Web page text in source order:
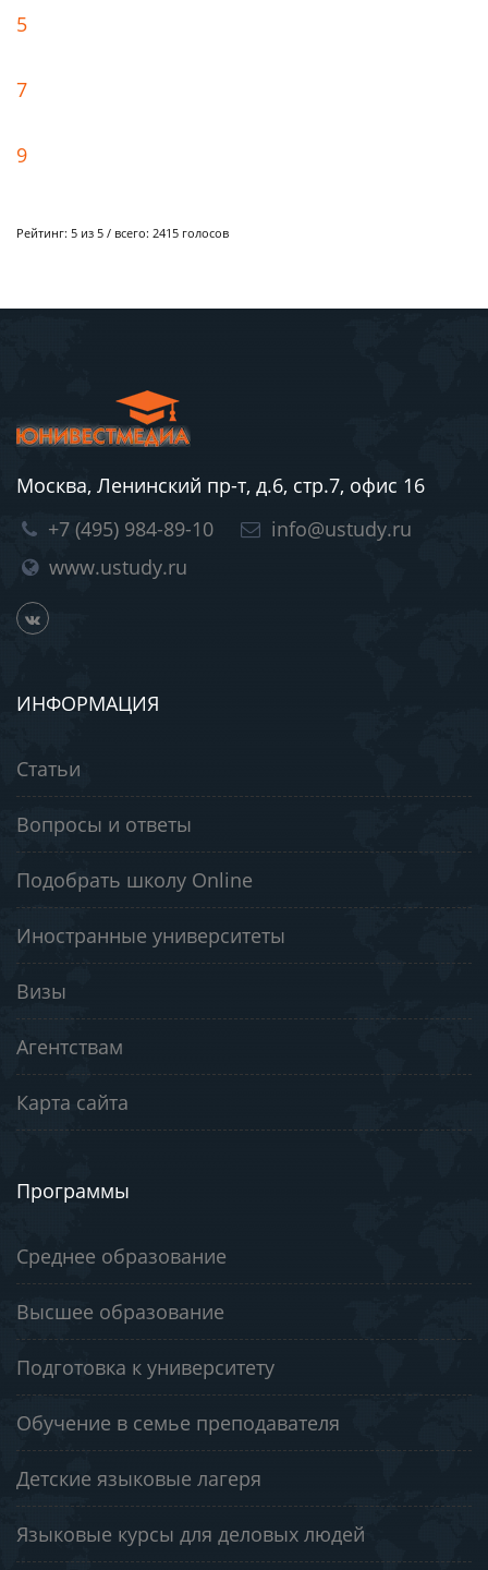
5
7
9
Рейтинг: 5 из 5 / всего: 2415 голосов
Москва, Ленинский пр-т, д.6, стр.7, офис 16
+7 (495) 984-89-10
info@ustudy.ru
www.ustudy.ru
ИНФОРМАЦИЯ
Статьи
Вопросы и ответы
Подобрать школу Online
Иностранные университеты
Визы
Агентствам
Карта сайта
Программы
Среднее образование
Высшее образование
Подготовка к университету
Обучение в семье преподавателя
Детские языковые лагеря
Языковые курсы для деловых людей